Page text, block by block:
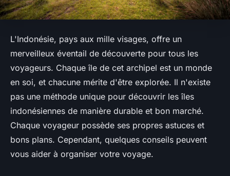
L'Indonésie, pays aux mille visages, offre un
merveilleux éventail de découverte pour tous les
voyageurs. Chaqueîle de cet archipel est un monde
en soi, et chacune mérite d'être explorée. Il n'existe
pas une méthode unique pour découvrir lesîles
indonésiennes de manière durable et bon marché.
Chaque voyageur possède ses propres astuces et
bons plans. Cependant, quelques conseils peuvent
vous aider à organiser votre voyage.